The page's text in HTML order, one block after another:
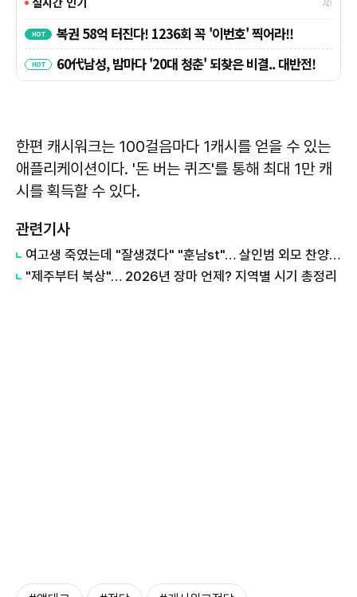
한편 캐시워크는 100걸음마다 1캐시를 얻을 수 있는
애플리케이션이다. '돈 버는 퀴즈'를 통해 최대 1만 캐
시를 획득할 수 있다.
관련기사
여고생 죽였는데 "잘생겼다" "훈남st"… 살인범 외모 찬양 보니
"제주부터 북상"… 2026년 장마 언제? 지역별 시기 총정리